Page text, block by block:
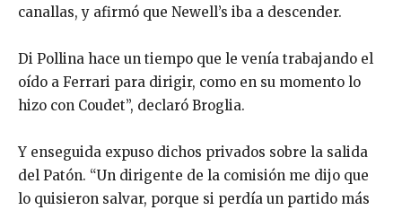
canallas, y afirmó que Newell’s iba a descender.
Di Pollina hace un tiempo que le venía trabajando el
oído a Ferrari para dirigir, como en su momento lo
hizo con Coudet”, declaró Broglia.
Y enseguida expuso dichos privados sobre la salida
del Patón. “Un dirigente de la comisión me dijo que
lo quisieron salvar, porque si perdía un partido más